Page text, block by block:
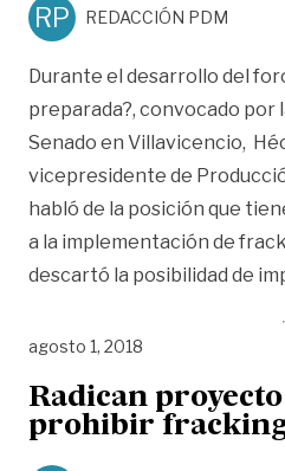
RP REDACCIÓN PDM
Durante el desarrollo del
preparada?, convocado por
Senado en Villavicencio,
vicepresidente de
habló de la posición que
a la implementación de
descartó la posibilidad de
agosto 1, 2018
Radican
prohibir fracking